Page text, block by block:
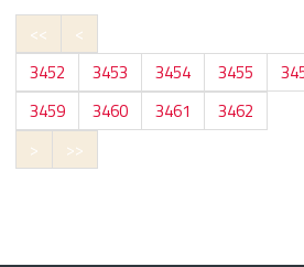
<<
<
3452
3453 3454 3455
3459
3460 3461
3462
>
>>